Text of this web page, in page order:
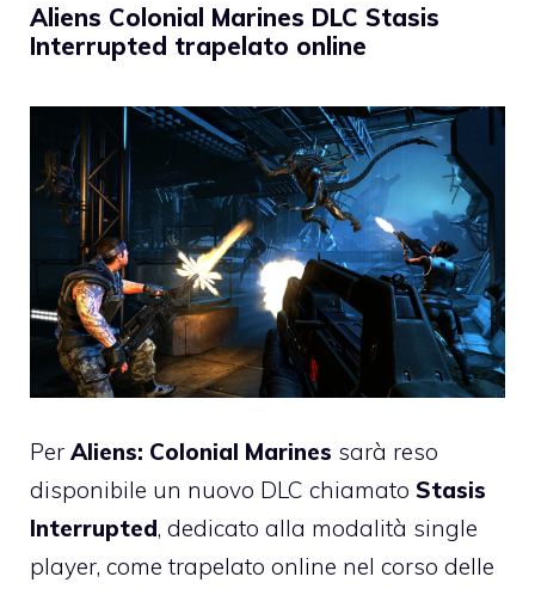
Aliens Colonial Marines DLC Stasis
Interrupted trapelato online
Per Aliens: Colonial Marines sarà reso
disponibile un nuovo DLC chiamato Stasis
Interrupted, dedicato alla modalità single
player, come trapelato online nel corso delle